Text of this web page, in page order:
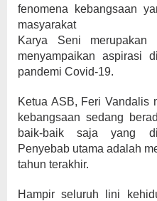
fenomena kebangsaan
masyarakat
Karya Seni
menyampaikan aspirasi
pandemi Covid-19.
Ketua ASB, Feri Vandalis
kebangsaan sedang
baik-baik saja yang
Penyebab utama adalah
tahun terakhir.
Hampir seluruh lini